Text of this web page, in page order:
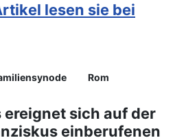
lesen sie bei
Rom
sich auf der
einberufenen